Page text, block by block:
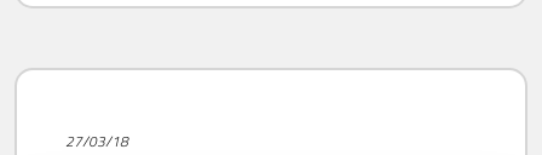
27/03/18